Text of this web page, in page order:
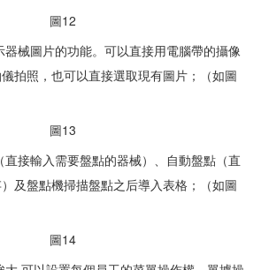
圖12
圖片的功能。可以直接用電腦帶的攝像
拍照，也可以直接選取現有圖片；（如圖
圖13
輸入需要盤點的器械）、自動盤點（直
及盤點機掃描盤點之后導入表格；（如圖
圖14